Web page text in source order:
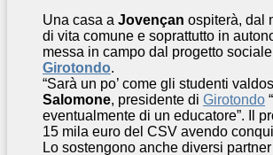
Una casa a Jovençan ospiterà, dal
di vita comune e soprattutto in
messa in campo dal progetto sociale
Girotondo.
“Sarà un po’ come gli studenti
Salomone, presidente di Girotondo
eventualmente di un educatore”. Il
15 mila euro del CSV avendo
Lo sostengono anche diversi